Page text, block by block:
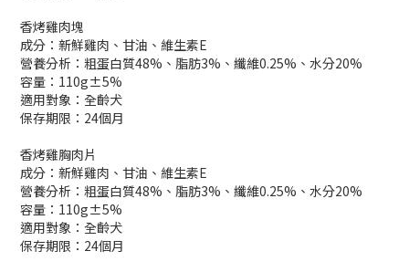
香烤雞肉塊
成分：新鮮雞肉、甘油、維生素E
營養分析：粗蛋白質48%、脂肪3%、纖維0.25%、水分20%
容量：110g±5%
適用對象：全齡犬
保存期限：24個月
香烤雞胸肉片
成分：新鮮雞肉、甘油、維生素E
營養分析：粗蛋白質48%、脂肪3%、纖維0.25%、水分20%
容量：110g±5%
適用對象：全齡犬
保存期限：24個月